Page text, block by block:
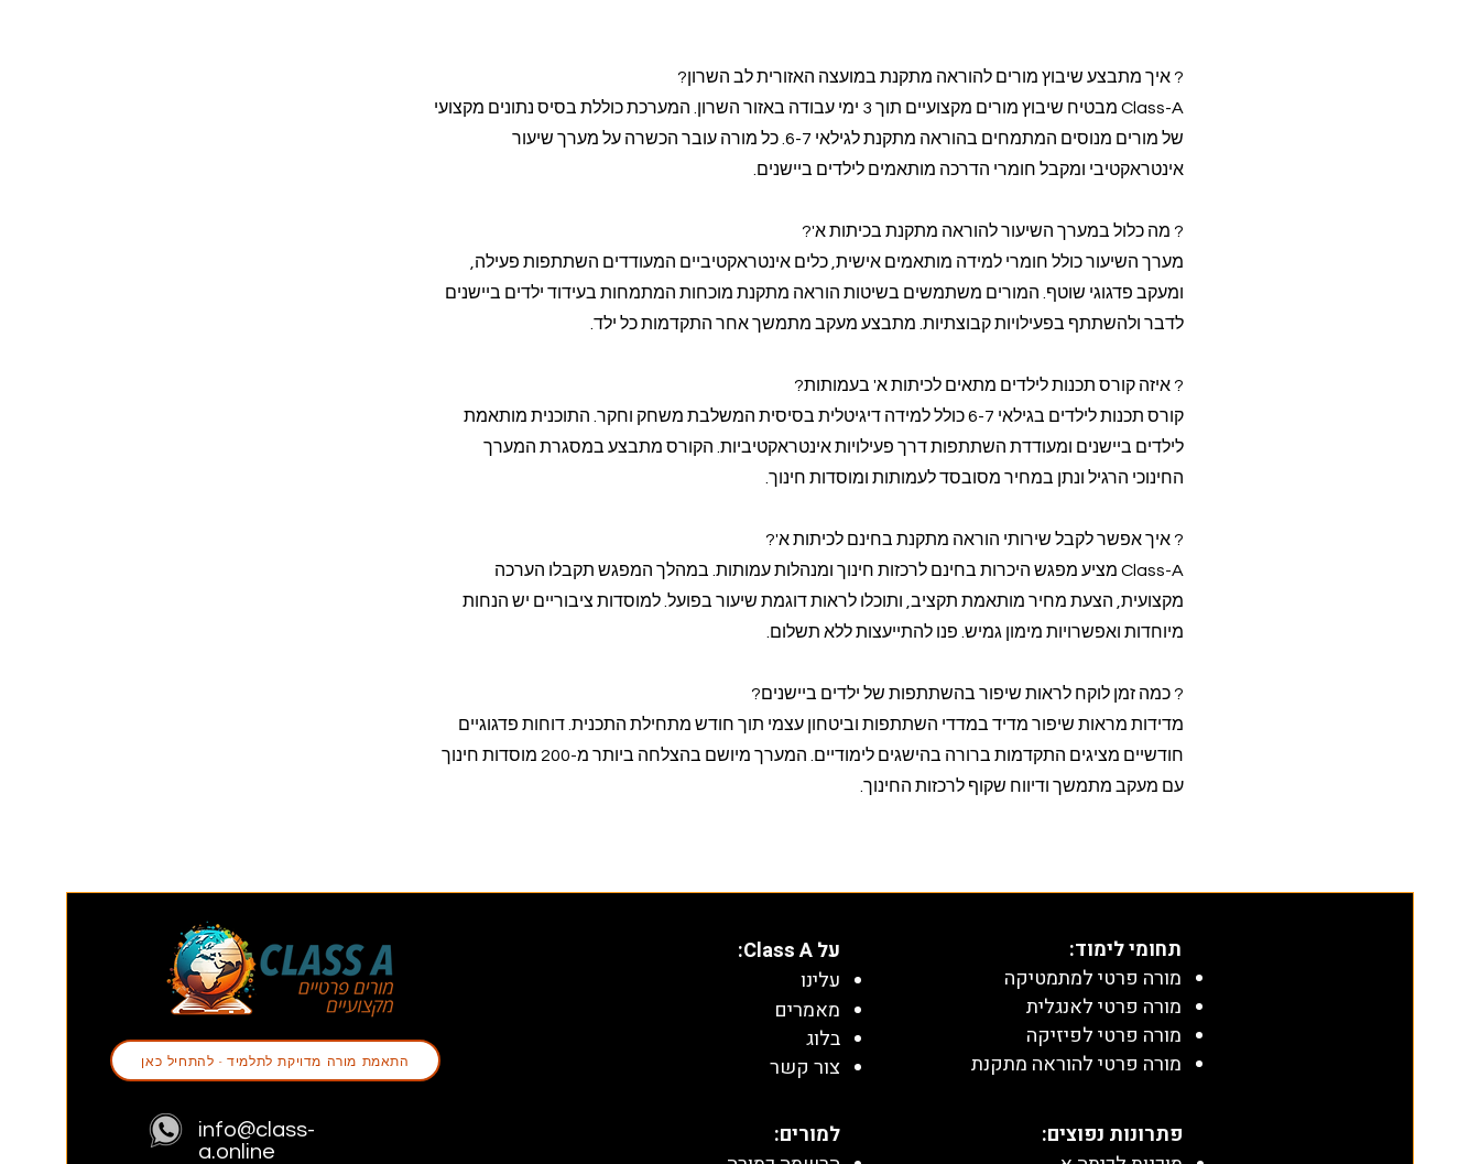
? איך מתבצע שיבוץ מורים להוראה מתקנת במועצה האזורית לב השרון?
Class-A מבטיח שיבוץ מורים מקצועיים תוך 3 ימי עבודה באזור השרון. המערכת כוללת בסיס נתונים מקצועי
של מורים מנוסים המתמחים בהוראה מתקנת לגילאי 6-7. כל מורה עובר הכשרה על מערך שיעור
אינטראקטיבי ומקבל חומרי הדרכה מותאמים לילדים ביישנים.
? מה כלול במערך השיעור להוראה מתקנת בכיתות א'?
מערך השיעור כולל חומרי למידה מותאמים אישית, כלים אינטראקטיביים המעודדים השתתפות פעילה,
ומעקב פדגוגי שוטף. המורים משתמשים בשיטות הוראה מתקנת מוכחות המתמחות בעידוד ילדים ביישנים
לדבר ולהשתתף בפעילויות קבוצתיות. מתבצע מעקב מתמשך אחר התקדמות כל ילד.
? איזה קורס תכנות לילדים מתאים לכיתות א' בעמותות?
קורס תכנות לילדים בגילאי 6-7 כולל למידה דיגיטלית בסיסית המשלבת משחק וחקר. התוכנית מותאמת
לילדים ביישנים ומעודדת השתתפות דרך פעילויות אינטראקטיביות. הקורס מתבצע במסגרת המערך
החינוכי הרגיל ונתן במחיר מסובסד לעמותות ומוסדות חינוך.
? איך אפשר לקבל שירותי הוראה מתקנת בחינם לכיתות א'?
Class-A מציע מפגש היכרות בחינם לרכזות חינוך ומנהלות עמותות. במהלך המפגש תקבלו הערכה
מקצועית, הצעת מחיר מותאמת תקציב, ותוכלו לראות דוגמת שיעור בפועל. למוסדות ציבוריים יש הנחות
מיוחדות ואפשרויות מימון גמיש. פנו להתייעצות ללא תשלום.
? כמה זמן לוקח לראות שיפור בהשתתפות של ילדים ביישנים?
מדידות מראות שיפור מדיד במדדי השתתפות וביטחון עצמי תוך חודש מתחילת התכנית. דוחות פדגוגיים
חודשיים מציגים התקדמות ברורה בהישגים לימודיים. המערך מיושם בהצלחה ביותר מ-200 מוסדות חינוך
עם מעקב מתמשך ודיווח שקוף לרכזות החינוך.
info@class-
a.online
התאמת מורה מדויקת לתלמיד - להתחיל כאן
תחומי לימוד:
מורה פרטי למתמטיקה
מורה פרטי לאנגלית
מורה פרטי לפיזיקה
מורה פרטי להוראה מתקנת
​פתרונות נפוצים:
על Class A:
עלינו
מאמרים
בלוג
צור קשר
למורים: